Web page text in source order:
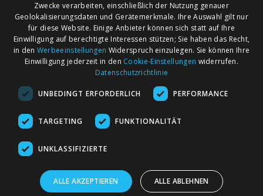
AGB
Impressum
Kontakt
Märkte nach Bundesländern
Märkte nach PLZ
Märkte nach Umkreis
Flohmarkt
Zwecke verarbeiten, einschließlich der Nutzung genauer
Geolokalisierungsdaten und Gerätemerkmale. Ihre Auswahl gilt nur
für diese Website. Einige Anbieter können sich statt auf Ihre
Einwilligung auf berechtigte Interessen stützen; Sie haben das Recht,
in den Werbeeinstellungen Widerspruch einzulegen. Sie können Ihre
Einwilligung jederzeit in den Cookie-Einstellungen widerrufen.
Datenschutzrichtlinie
UNBEDINGT ERFORDERLICH PERFORMANCE
TARGETING FUNKTIONALITÄT
UNKLASSIFIZIERTE
ALLE AKZEPTIEREN ALLE ABLEHNEN